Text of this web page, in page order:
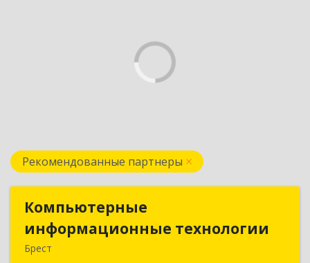
Рекомендованные партнеры
Компьютерные
информационные технологии
Брест
информационные технологии